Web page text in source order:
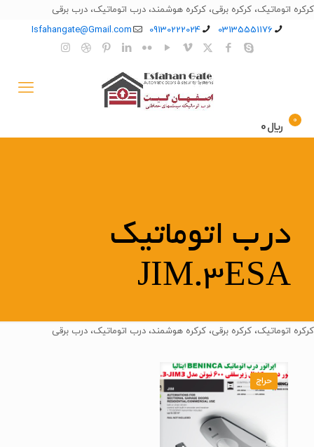
کرکره اتوماتیک، کرکره برقی، کرکره هوشمند، درب اتوماتیک، درب برقی
03135551176
09130222024
Isfahangate@Gmail.com
0 ﷼0
درب اتوماتیک
JIM.3ESA
کرکره اتوماتیک، کرکره برقی، کرکره هوشمند، درب اتوماتیک، درب برقی
حراج